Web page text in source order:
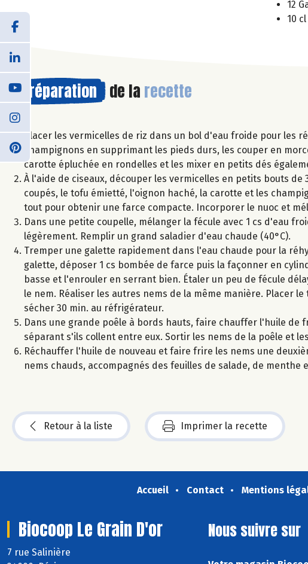
12
10
Préparation de la recette
Placer les vermicelles de riz dans un bol d'eau froide pour les
champignons en supprimant les pieds durs, les couper en
carotte épluchée en rondelles et les mixer en petits dés
À l'aide de ciseaux, découper les vermicelles en petits bouts
coupés, le tofu émietté, l'oignon haché, la carotte et les
tout pour obtenir une farce compacte. Incorporer le nuoc et
Dans une petite coupelle, mélanger la fécule avec 1 cs d'eau
légèrement. Remplir un grand saladier d'eau chaude (40°C).
Tremper une galette rapidement dans l'eau chaude pour la
galette, déposer 1 cs bombée de farce puis la façonner en
basse et l'enrouler en serrant bien. Étaler un peu de fécule
le nem. Réaliser les autres nems de la même manière. Placer
sécher 30 min. au réfrigérateur.
Dans une grande poêle à bords hauts, faire chauffer l'huile
séparant s'ils collent entre eux. Sortir les nems de la poêle et
Réchauffer l'huile de nouveau et faire frire les nems une
nems chauds, accompagnés des feuilles de salade, de menthe
Retour à la liste Imprimer la recette
Accueil Contact Mentions
Biocoop Le Grain D'or
7 rue Salinière
Nous suivre sur